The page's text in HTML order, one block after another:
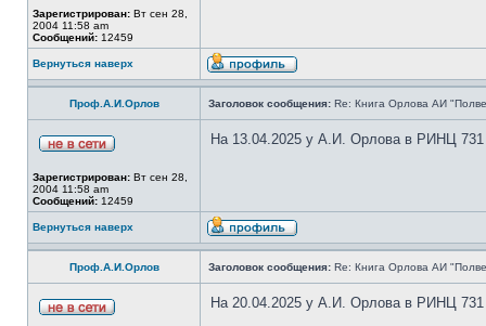
Зарегистрирован: Вт сен 28,
2004 11:58 am
Сообщений: 12459
Вернуться наверх
Проф.А.И.Орлов Заголовок сообщения: Re: Книга Орлова АИ
Зарегистрирован: Вт сен 28,
2004 11:58 am
Сообщений: 12459
На 13.04.2025 у А.И. Орлова в РИНЦ 731
Вернуться наверх
Проф.А.И.Орлов Заголовок сообщения: Re: Книга Орлова АИ
На 20.04.2025 у А.И. Орлова в РИНЦ 731